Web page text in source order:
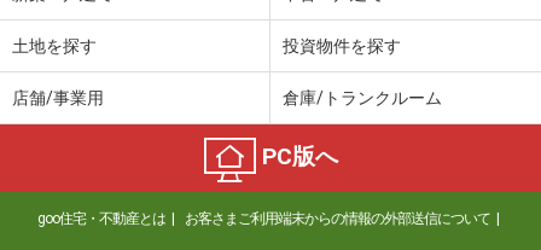
土地を探す 投資物件を探す
店舗/事業用 倉庫/トランクルーム
PC版へ
goo住宅・不動産とは お客さまご利用端末からの情報の外部送信について